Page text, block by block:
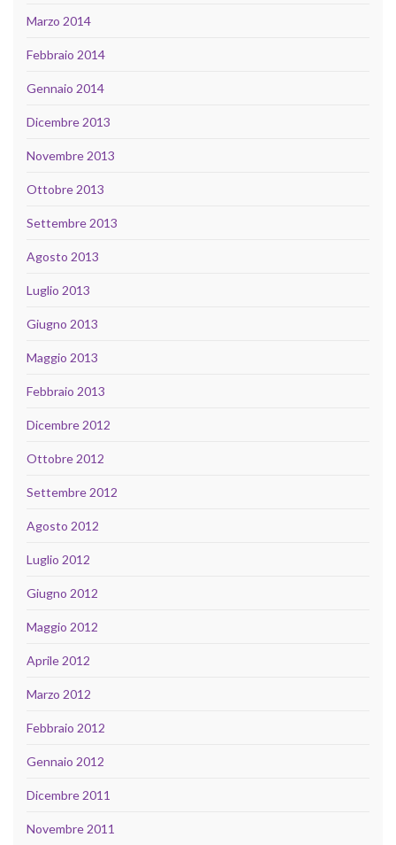
Marzo 2014
Febbraio 2014
Gennaio 2014
Dicembre 2013
Novembre 2013
Ottobre 2013
Settembre 2013
Agosto 2013
Luglio 2013
Giugno 2013
Maggio 2013
Febbraio 2013
Dicembre 2012
Ottobre 2012
Settembre 2012
Agosto 2012
Luglio 2012
Giugno 2012
Maggio 2012
Aprile 2012
Marzo 2012
Febbraio 2012
Gennaio 2012
Dicembre 2011
Novembre 2011